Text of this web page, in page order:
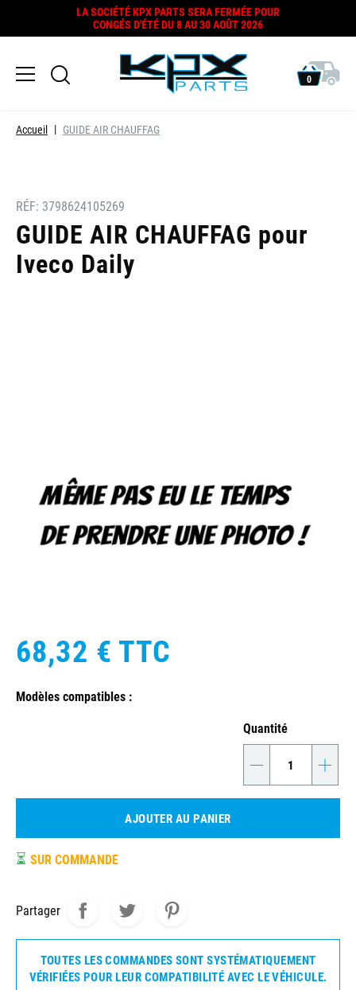
LA SOCIÉTÉ KPX PARTS SERA FERMÉE POUR
CONGÉS D'ÉTÉ DU 8 AU 30 AOÛT 2026
0
Accueil GUIDE AIR CHAUFFAG
RÉF: 3798624105269
GUIDE AIR CHAUFFAG pour
Iveco Daily
68,32 € TTC
Modèles compatibles :
Quantité
- +
AJOUTER AU PANIER
⏳ SUR COMMANDE
Partager
TOUTES LES COMMANDES SONT SYSTÉMATIQUEMENT
VÉRIFIÉES POUR LEUR COMPATIBILITÉ AVEC LE VÉHICULE.